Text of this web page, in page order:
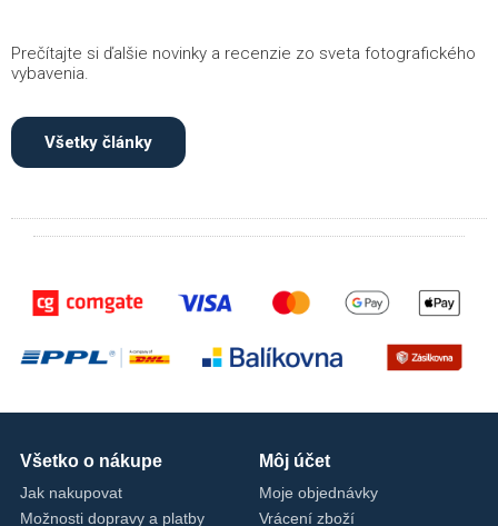
Prečítajte si ďalšie novinky a recenzie zo sveta fotografického
vybavenia.
Všetky články
Všetko o nákupe
Jak nakupovat
Možnosti dopravy a platby
Môj účet
Moje objednávky
Vrácení zboží